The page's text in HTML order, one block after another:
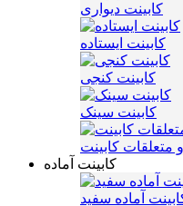
کابینت دیواری
کابینت ایستاده
کابینت کنجی
کابینت سینک
کابینت
کابینت آماده
آماده سفید